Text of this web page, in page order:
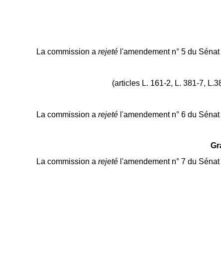
La commission a rejeté l'amendement n° 5 du
(articles L. 161-2, L. 381-7,
La commission a rejeté l'amendement n° 6 du
La commission a rejeté l'amendement n° 7 du